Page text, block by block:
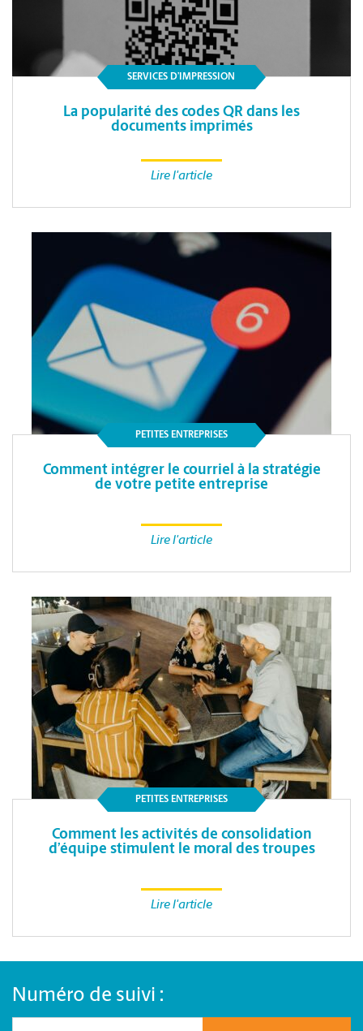
SERVICES D’IMPRESSION
La popularité des codes QR dans les
documents imprimés
Lire l'article
PETITES ENTREPRISES
Comment intégrer le courriel à la stratégie
de votre petite entreprise
Lire l'article
PETITES ENTREPRISES
Comment les activités de consolidation
d’équipe stimulent le moral des troupes
Lire l'article
Numéro de suivi :